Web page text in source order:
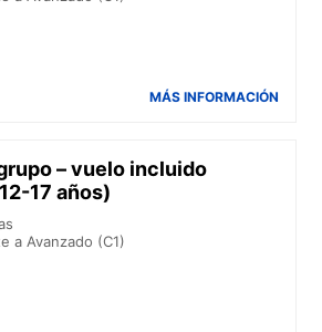
MÁS INFORMACIÓN
– vuelo incluido
17 años)
a Avanzado (C1)